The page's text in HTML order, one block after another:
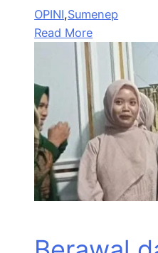
OPINI,Sumenep
Read More